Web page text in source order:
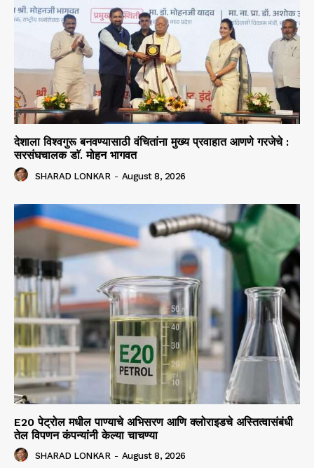
देशाला विश्वगुरू बनवण्यासाठी वंचितांना मुख्य प्रवाहात आणणे गरजेचे :
सरसंघचालक डाॅ. मोहन भागवत
SHARAD LONKAR - August 8, 2026
E20 पेट्रोल मधील पाण्याचे अभिसरण आणि क्लोराइडचे अस्तित्वासंबंधी
तेल विपणन कंपन्यांनी केल्या चाचण्या
SHARAD LONKAR - August 8, 2026